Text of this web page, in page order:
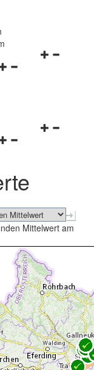
Mittelwert am